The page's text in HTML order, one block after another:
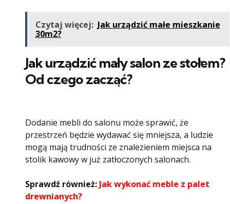
Czytaj więcej: Jak urządzić małe mieszkanie
30m2?
Jak urządzić mały salon ze stołem?
Od czego zacząć?
Dodanie mebli do salonu może sprawić, że
przestrzeń będzie wydawać się mniejsza, a ludzie
mogą mają trudności ze znalezieniem miejsca na
stolik kawowy w już zatłoczonych salonach.
Sprawdź również:Jak wykonać meble z palet
drewnianych?